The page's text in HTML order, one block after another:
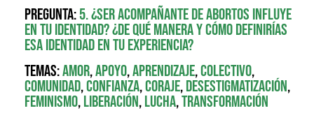
Pregunta:5. ¿Ser acompañante de abortos influye
en tu identidad? ¿De qué manera y cómo definirías
esa identidad en tu experiencia?
Temas:Amor,Apoyo,Aprendizaje,Colectivo,
Comunidad,Confianza,Coraje,Desestigmatización,
Feminismo,Liberación,Lucha,Transformación